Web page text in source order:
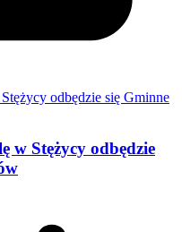
w Stężycy odbędzie